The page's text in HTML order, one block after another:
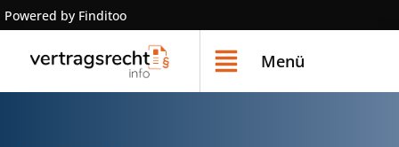
Powered by Finditoo
Menü